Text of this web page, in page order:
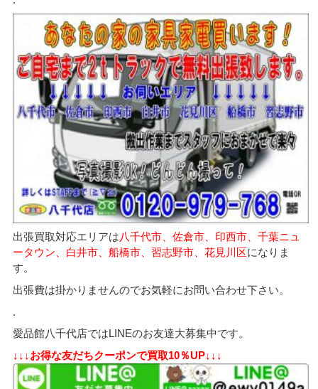
出張買取対応エリアは八千代市、佐倉市、印西市、千葉ニュ
ータウン、白井市、船橋市、習志野市、花見川区になりま
す。
出張費は掛かりませんのでお気軽にお問い合わせ下さい。
.
愛品館八千代店ではLINEのお友達大募集中です。
↓↓↓お得な友だちクーポンで買取10％UP↓↓↓